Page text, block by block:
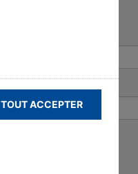
TOUT ACCEPTER